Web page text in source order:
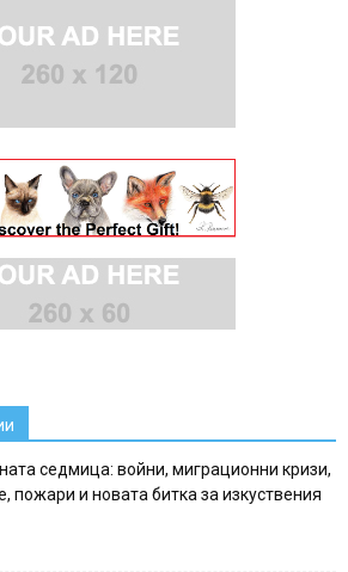
седмица: войни, миграционни кризи,
пожари и новата битка за изкуствения